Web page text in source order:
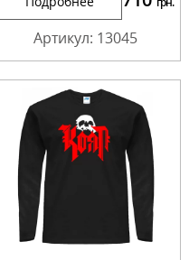
Артикул: 13045